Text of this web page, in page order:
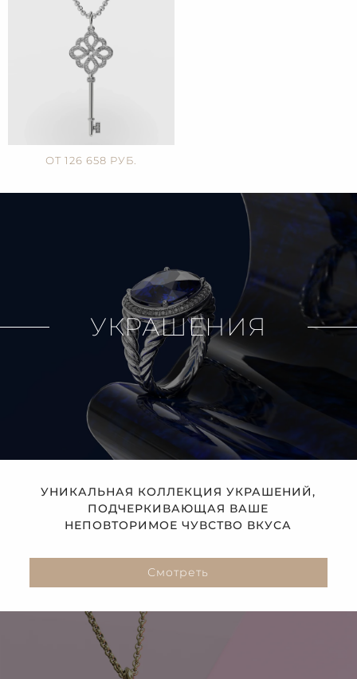
ОТ 126 658 РУБ.
УКРАШЕНИЯ
УНИКАЛЬНАЯ КОЛЛЕКЦИЯ УКРАШЕНИЙ,
ПОДЧЕРКИВАЮЩАЯ ВАШЕ
НЕПОВТОРИМОЕ ЧУВСТВО ВКУСА
Смотреть